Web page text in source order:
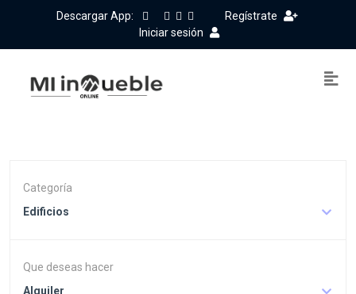
Descargar App:
Regístrate
Iniciar sesión
Categoría
Edificios
Que deseas hacer
Alquiler